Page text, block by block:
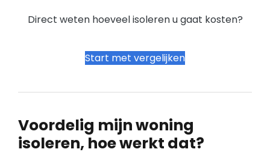
Direct weten hoeveel isoleren u gaat kosten?
Start met vergelijken
Voordelig mijn woning
isoleren, hoe werkt dat?